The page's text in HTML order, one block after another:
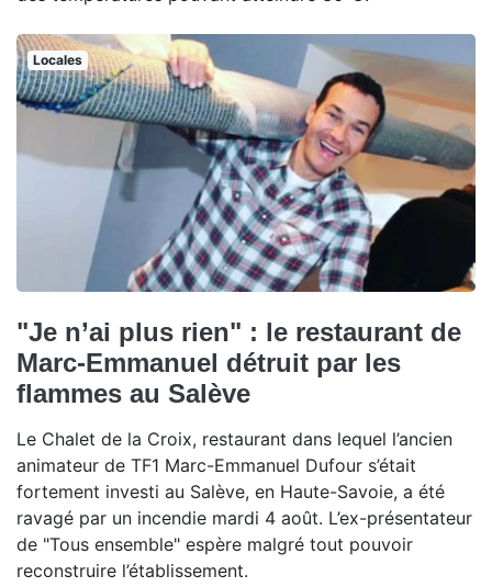
Locales
"Je n’ai plus rien" : le restaurant de
Marc-Emmanuel détruit par les
flammes au Salève
Le Chalet de la Croix, restaurant dans lequel l’ancien
animateur de TF1 Marc-Emmanuel Dufour s’était
fortement investi au Salève, en Haute-Savoie, a été
ravagé par un incendie mardi 4 août. L’ex-présentateur
de "Tous ensemble" espère malgré tout pouvoir
reconstruire l’établissement.